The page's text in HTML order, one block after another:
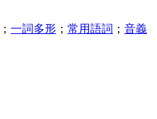
； 一詞多形 ； 常用語詞 ； 音義